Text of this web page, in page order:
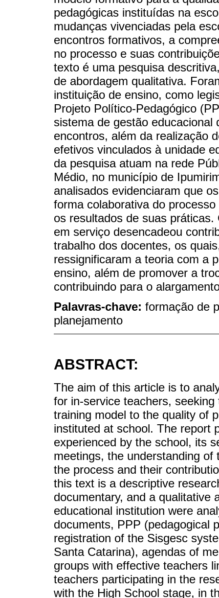
pedagógicas instituídas na
mudanças vivenciadas pela
encontros formativos, a
no processo e suas
texto é uma pesquisa
de abordagem qualitativa.
instituição de ensino, como
Projeto Político-Pedagógico
sistema de gestão
encontros, além da realização
efetivos vinculados à unidade
da pesquisa atuam na rede
Médio, no município de
analisados evidenciaram que
forma colaborativa do
os resultados de suas
em serviço desencadeou
trabalho dos docentes, os
ressignificaram a teoria com a
ensino, além de promover a
contribuindo para o
Palavras-chave: formação de
planejamento
ABSTRACT:
The aim of this article is to
for in-service teachers,
training model to the quality of
instituted at school. The report
experienced by the school, its
meetings, the understanding
the process and their
this text is a descriptive
documentary, and a qualitative
educational institution were
documents, PPP (pedagogical
registration of the Sisgesc
Santa Catarina), agendas of
groups with effective teachers
teachers participating in the
with the High School stage, in